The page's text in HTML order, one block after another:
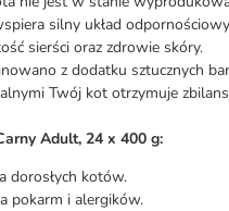
silny układ
sierści oraz zdrowie skóry.
z dodatku sztucznych
Twój kot otrzymuje
Adult, 24 x 400 g:
dorosłych kotów.
pokarm i alergików.